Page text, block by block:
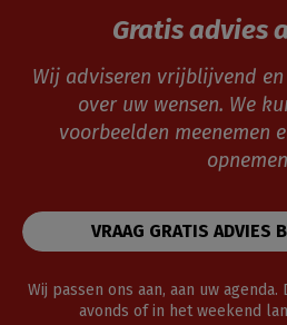
Gratis advies
Wij adviseren vrijblijvend
over uw wensen. We
voorbeelden meenemen
VRAAG GRATIS ADVIES
Wij passen ons aan, aan uw
avonds of in het weekend